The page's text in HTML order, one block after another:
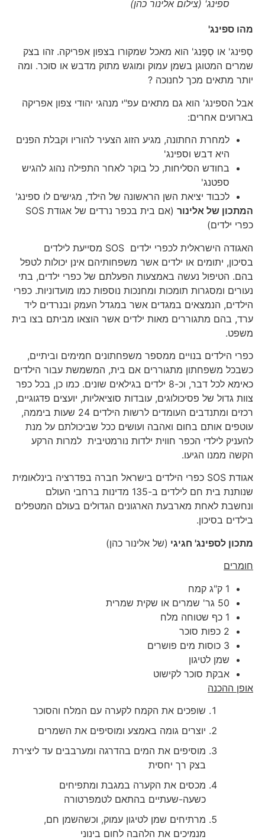
ספינג' (צילום אלינור כהן)
מהו ספינג'
סְפינג' או סְפֶנג' הוא מאכל שמקורו בצפון אפריקה. זהו בצק
שמרים המטוגן בשמן עמוק ומוגש מתוק מדבש או סוכר. ומה
יותר מתאים מכך לחנוכה ?
אבל הספינג' הוא גם מתאים עפ"י מנהגי יהודי צפון אפריקה
בארועים אחרים:
למחרת החתונה, מגיע הזוג הצעיר להוריו וקבלת הפנים
היא דבש וספינג'
בחודש הסליחות, כל בוקר לאחר התפילה נהוג להגיש
ספטנג'
לכבוד יציאת השן הראשונה של הילד, מגישים לו ספינג'
המתכון של אלינור
(אם בית בכפר נרדים של אגודת SOS
כפרי ילדים)
האגודה הישראלית לכפרי ילדים SOS מסייעת לילדים
בסיכון, יתומים או ילדים אשר משפחותיהם אינן יכולות לטפל
בהם. הטיפול נעשה באמצעות הפעלתם של כפרי ילדים, בתי
נעורים ומסגרות תומכות ומחנכות נוספות כמו מועדוניות. כפרי
הילדים, הנמצאים במגדים אשר במגדל העמק ובנרדים ליד
ערד, בהם מתגוררים מאות ילדים אשר הוצאו מביתם בצו בית
משפט.
כפרי הילדים בנויים ממספר משפחתונים חמימים וביתיים,
כשבכל משפחתון מתגוררים אם בית, המשמשת עבור הילדים
כאימא לכל דבר, וכ-8 ילדים בגילאים שונים. כמו כן, בכל כפר
צוות גדול של פסיכולוגים, עובדות סוציאליות, יועצים פדגוגיים,
רכזים ומתנדבים העומדים לרשות הילדים 24 שעות ביממה,
עוטפים אותם בחום ואהבה ועושים ככל שביכולתם על מנת
להעניק לילדי הכפר חווית ילדות נורמטיבית למרות הרקע
הקשה ממנו הגיעו.
אגודת SOS כפרי הילדים בישראל חברה בפדרציה בינלאומית
שנותנת בית חם לילדים ב-135 מדינות ברחבי העולם
ונחשבת לאחת מארבעת הארגונים הגדולים בעולם המטפלים
בילדים בסיכון.
מתכון לספינג' חגיגי(של אלינור כהן)
חומרים
1 ק"ג קמח
50 גר' שמרים או שקית שמרית
1 כף שטוחה מלח
2 כפות סוכר
3 כוסות מים פושרים
שמן לטיגון
אבקת סוכר לקישוט
אופן ההכנה
שופכים את הקמח לקערה עם המלח והסוכר
יוצרים גומה באמצע ומוסיפים את השמרים
מוסיפים את המים בהדרגה ומערבבים עד ליצירת
בצק רך יחסית
מכסים את הקערה במגבת ומתפיחים
כשעה-שעתיים בהתאם לטמפרטורה
מרתיחים שמן לטיגון עמוק, וכשהשמן חם,
מנמיכים את הלהבה לחום בינוני